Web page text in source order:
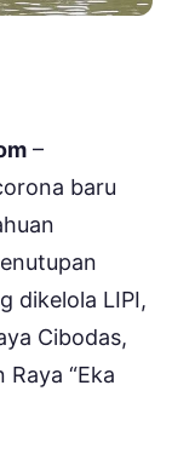
–
baru
dikelola LIPI,
Cibodas,
“Eka